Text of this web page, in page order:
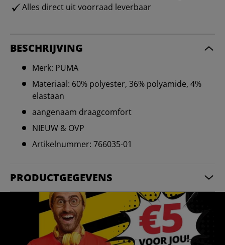
Alles direct uit voorraad leverbaar
BESCHRIJVING
Merk: PUMA
Materiaal: 60% polyester, 36% polyamide, 4%
elastaan
aangenaam draagcomfort
NIEUW & OVP
Artikelnummer: 766035-01
PRODUCTGEGEVENS